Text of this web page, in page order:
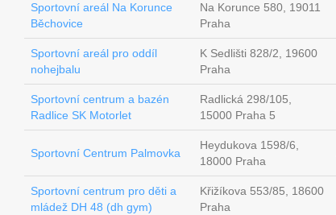
Sportovní areál Na Korunce
Běchovice
Na Korunce 580, 19011
Praha
Sportovní areál pro oddíl
nohejbalu
K Sedlišti 828/2, 19600
Praha
Sportovní centrum a bazén
Radlice SK Motorlet
Radlická 298/105,
15000 Praha 5
Sportovní Centrum Palmovka
Heydukova 1598/6,
18000 Praha
Sportovní centrum pro děti a
mládež DH 48 (dh gym)
Křižíkova 553/85, 18600
Praha